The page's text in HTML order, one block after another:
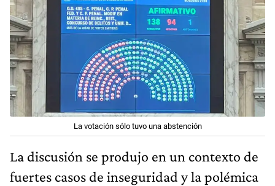
La votación sólo tuvo una abstención
La discusión se produjo en un contexto de
fuertes casos de inseguridad y la polémica